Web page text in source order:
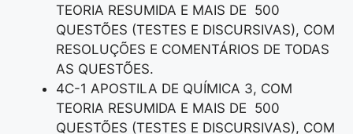
TEORIA RESUMIDA E MAIS DE 500
QUESTÕES (TESTES E DISCURSIVAS), COM
RESOLUÇÕES E COMENTÁRIOS DE TODAS
AS QUESTÕES.
4C-1 APOSTILA DE QUÍMICA 3, COM
TEORIA RESUMIDA E MAIS DE 500
QUESTÕES (TESTES E DISCURSIVAS), COM